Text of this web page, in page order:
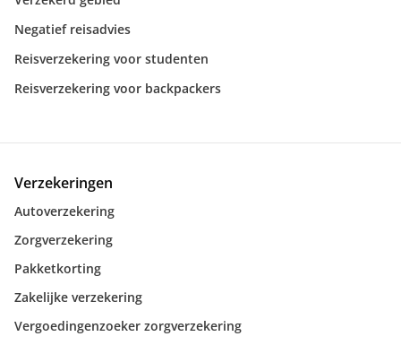
Negatief reisadvies
Reisverzekering voor studenten
Reisverzekering voor backpackers
Verzekeringen
Autoverzekering
Zorgverzekering
Pakketkorting
Zakelijke verzekering
Vergoedingenzoeker zorgverzekering